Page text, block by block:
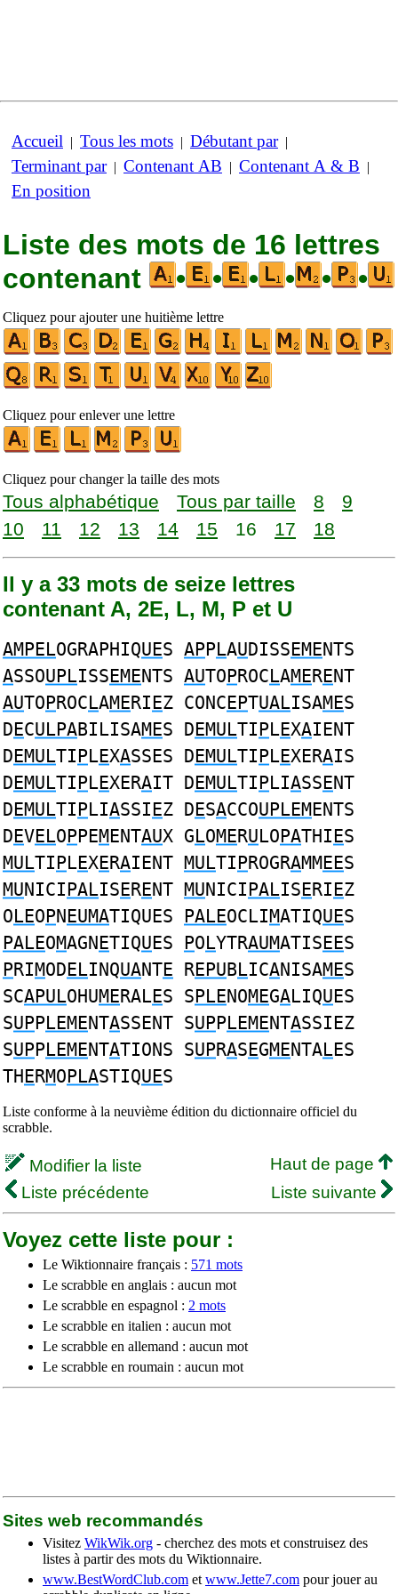
Accueil | Tous les mots | Débutant par|
Terminant par| Contenant AB | Contenant A & B |
En position
Liste des mots de 16 lettres
contenant
• • • • • •
Cliquez pour ajouter une huitième lettre
Cliquez pour enlever une lettre
Cliquez pour changer la taille des mots
Tous alphabétique Tous par taille 8
9
10
11 12 13 14 15 16 17 18
Il y a 33 mots de seize lettres
contenant A, 2E, L, M, P et U
AMPELOGRAPHIQUES APPLAUDISSEMENTS
ASSOUPLISSEMENTS AUTOPROCLAMERENT
AUTOPROCLAMERIEZ CONCEPTUALISAMES
DECULPABILISAMES DEMULTIPLEXAIENT
DEMULTIPLEXASSES DEMULTIPLEXERAIS
DEMULTIPLEXERAIT DEMULTIPLIASSENT
DEMULTIPLIASSIEZ DESACCOUPLEMENTS
DEVELOPPEMENTAUX GLOMERULOPATHIES
MULTIPLEXERAIENT MULTIPROGRAMMEES
MUNICIPALISERENT MUNICIPALISERIEZ
OLEOPNEUMATIQUES PALEOCLIMATIQUES
PALEOMAGNETIQUES POLYTRAUMATISEES
PRIMODELINQUANTE REPUBLICANISAMES
SCAPULOHUMERALES SPLENOMEGALIQUES
SUPPLEMENTASSENT SUPPLEMENTASSIEZ
SUPPLEMENTATIONS SUPRASEGMENTALES
THERMOPLASTIQUES
Liste conforme à la neuvième édition du dictionnaire officiel du
scrabble.
Modifier la liste
Haut de page
Liste précédente
Liste suivante
Voyez cette liste pour :
Le Wiktionnaire français : 571 mots
Le scrabble en anglais : aucun mot
Le scrabble en espagnol : 2 mots
Le scrabble en italien : aucun mot
Le scrabble en allemand : aucun mot
Le scrabble en roumain : aucun mot
Sites web recommandés
Visitez WikWik.org - cherchez des mots et construisez des
listes à partir des mots du Wiktionnaire.
www.BestWordClub.com et www.Jette7.com pour jouer au